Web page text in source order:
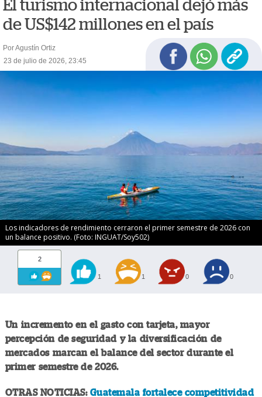
El turismo internacional dejó más
de US$142 millones en el país
Por Agustín Ortiz
23 de julio de 2026, 23:45
Los indicadores de rendimiento cerraron el primer semestre de 2026 con
un balance positivo. (Foto: INGUAT/Soy502)
2
1 1 0 0
Un incremento en el gasto con tarjeta, mayor
percepción de seguridad y la diversificación de
mercados marcan el balance del sector durante el
primer semestre de 2026.
OTRAS NOTICIAS: Guatemala fortalece competitividad